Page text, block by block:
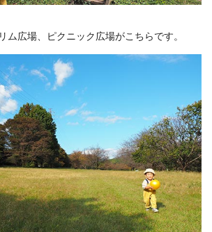
ム広場、ピクニック広場がこちらです。